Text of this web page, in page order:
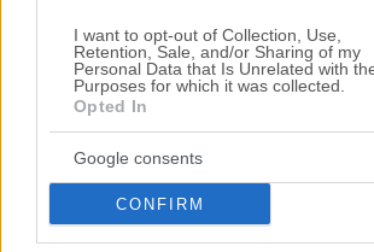
I want to opt-out of Collection, Use,
Retention, Sale, and/or Sharing of my
Personal Data that Is Unrelated with
Purposes for which it was collected.
Opted In
Google consents
CONFIRM
Συγκρότημα βιομηχανικών
Νέα Καλλικράτεια, Νέα Καλλικράτεια,
4563.6 m² 1977
Χρηματοδότηση